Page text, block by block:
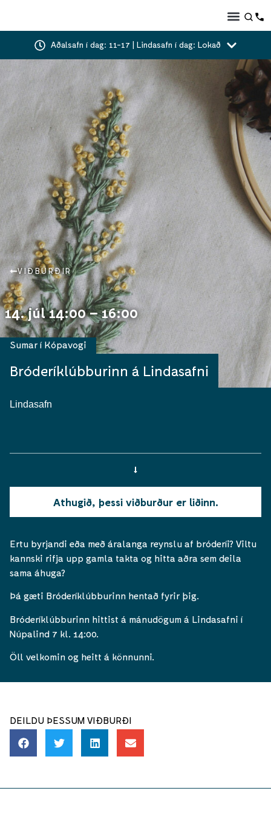
Aðalsafn í dag: 11-17 | Lindasafn í dag: Lokað
VIÐBURÐIR
14. júl 14:00 – 16:00
Bróderíklúbburinn á Lindasafni
Sumar í Kópavogi
Lindasafn
Athugið, þessi viðburður er liðinn.
Ertu byrjandi eða með áralanga reynslu af bróderíi? Viltu
kannski rifja upp gamla takta og hitta aðra sem deila
sama áhuga?
Þá gæti Bróderíklúbburinn hentað fyrir þig.
Bróderíklúbburinn hittist á mánudögum á Lindasafni í
Núpalind 7 kl. 14:00.
Öll velkomin og heitt á könnunni.
DEILDU ÞESSUM VIÐBURÐI